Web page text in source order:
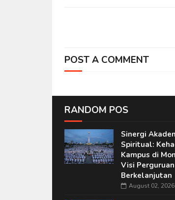
POST A COMMENT
RANDOM POS
Sinergi
Spiritual:
Kampus di
Visi
Berkelanjutan
August 02, 2026